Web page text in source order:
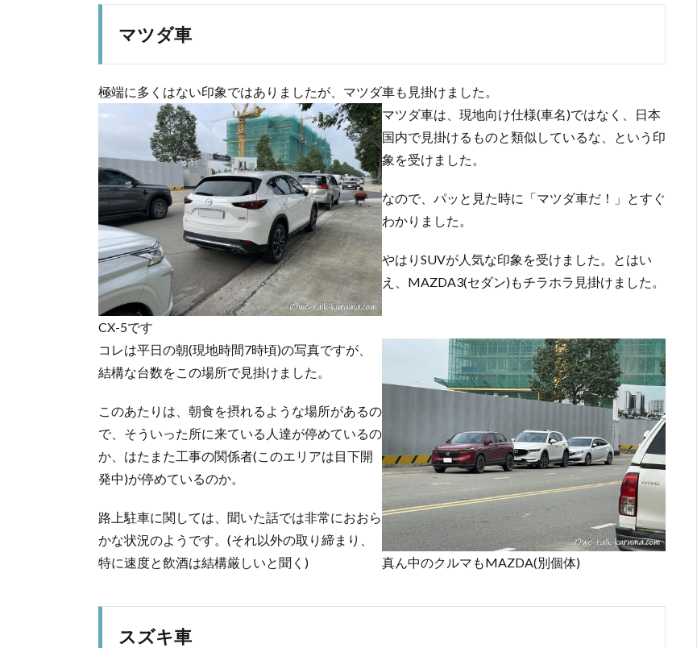
マツダ車
極端に多くはない印象ではありましたが、マツダ車も見掛けました。
CX-5です
マツダ車は、現地向け仕様(車名)ではなく、日本
国内で見掛けるものと類似しているな、という印
象を受けました。
なので、パッと見た時に「マツダ車だ！」とすぐ
わかりました。
やはりSUVが人気な印象を受けました。とはい
え、MAZDA3(セダン)もチラホラ見掛けました。
コレは平日の朝(現地時間7時頃)の写真ですが、
結構な台数をこの場所で見掛けました。
このあたりは、朝食を摂れるような場所があるの
で、そういった所に来ている人達が停めているの
か、はたまた工事の関係者(このエリアは目下開
発中)が停めているのか。
路上駐車に関しては、聞いた話では非常におおら
かな状況のようです。(それ以外の取り締まり、
特に速度と飲酒は結構厳しいと聞く)
真ん中のクルマもMAZDA(別個体)
スズキ車